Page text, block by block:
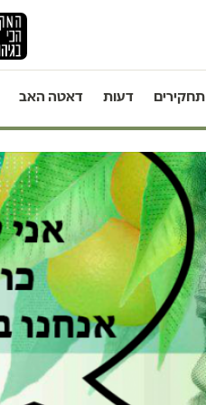
תחקירים דעות דאטה האב